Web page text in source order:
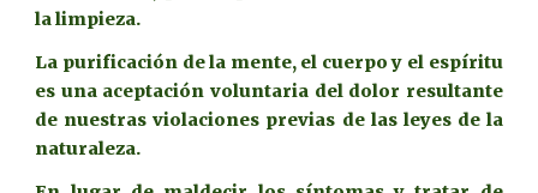
la limpieza.
La purificación de la mente, el cuerpo y el espíritu
es una aceptación voluntaria del dolor resultante
de nuestras violaciones previas de las leyes de la
naturaleza.